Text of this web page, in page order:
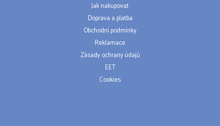
Jak nakupovat
Doprava a platba
Obchodní podmínky
Reklamace
Zásady ochrany údajů
EET
Cookies